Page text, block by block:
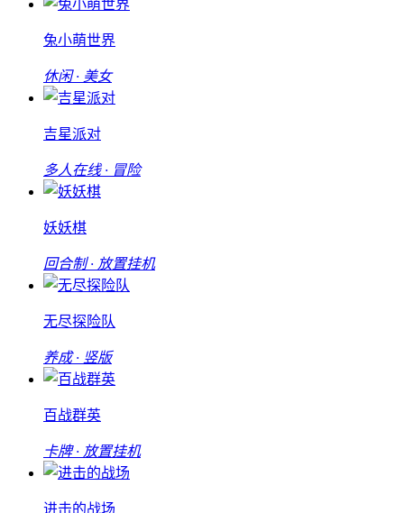
兔小萌世界
休闲 · 美女
吉星派对
多人在线 · 冒险
妖妖棋
回合制 · 放置挂机
无尽探险队
养成 · 竖版
百战群英
卡牌 · 放置挂机
进击的战场